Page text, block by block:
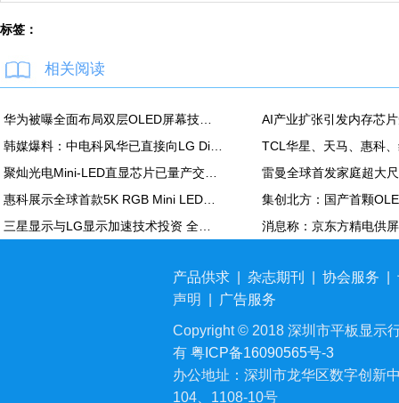
标签：
相关阅读
产品供求 杂志期刊 协会服务
声明
广告服务
Copyright © 2018 深圳市平板显示
有 粤ICP备16090565号-3
办公地址：深圳市龙华区数字创新
104、1108-10号